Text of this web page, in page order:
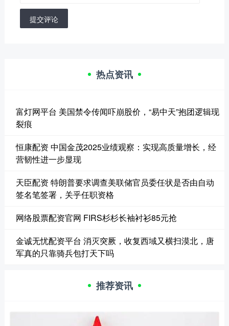
提交评论
热点资讯
富灯网平台 美国禁令传闻吓崩股价，“易中天”抱团逻辑现
裂痕
恒康配资 中国金茂2025业绩观察：实现高质量增长，经
营韧性进一步显现
天臣配资 特朗普要求调查美联储官员委任状是否由自动
签名笔签署，关乎任职资格
网络股票配资官网 FIRS杉杉长袖衬衫85元抢
金诚无忧配资平台 消灭突厥，收复西域又横扫漠北，唐
军真的只靠骑兵包打天下吗
推荐资讯